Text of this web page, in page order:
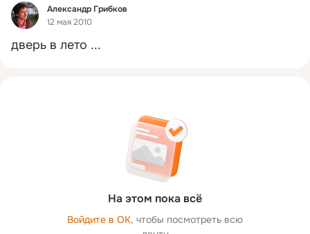
Фид
Александр Грибков
12 мая 2010
дверь в лето ...
На этом пока всё
Войдите в ОК, чтобы посмотреть всю